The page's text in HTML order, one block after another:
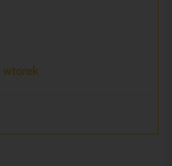
wtorek